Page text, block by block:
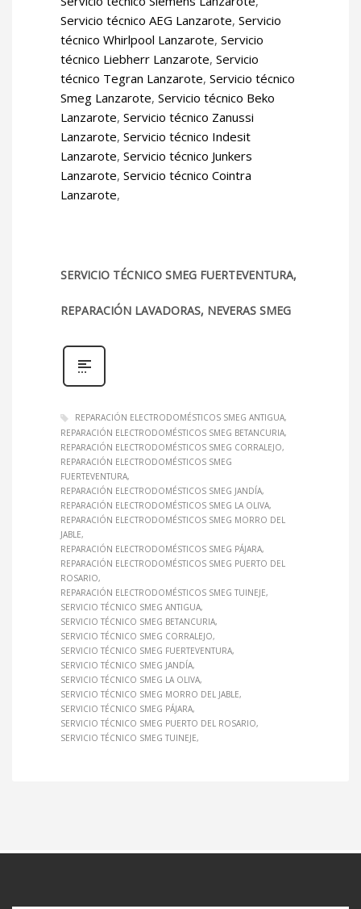
Servicio técnico AEG Lanzarote, Servicio
técnico Whirlpool Lanzarote, Servicio
técnico Liebherr Lanzarote, Servicio
técnico Tegran Lanzarote, Servicio técnico
Smeg Lanzarote, Servicio técnico Beko
Lanzarote, Servicio técnico Zanussi
Lanzarote, Servicio técnico Indesit
Lanzarote, Servicio técnico Junkers
Lanzarote, Servicio técnico Cointra
Lanzarote,
SERVICIO TÉCNICO SMEG FUERTEVENTURA,
REPARACIÓN LAVADORAS, NEVERAS SMEG
REPARACIÓN ELECTRODOMÉSTICOS SMEG ANTIGUA
REPARACIÓN ELECTRODOMÉSTICOS SMEG BETANCURIA
REPARACIÓN ELECTRODOMÉSTICOS SMEG CORRALEJO
REPARACIÓN ELECTRODOMÉSTICOS SMEG
FUERTEVENTURA
REPARACIÓN ELECTRODOMÉSTICOS SMEG JANDÍA
REPARACIÓN ELECTRODOMÉSTICOS SMEG LA OLIVA
REPARACIÓN ELECTRODOMÉSTICOS SMEG MORRO DEL
JABLE
REPARACIÓN ELECTRODOMÉSTICOS SMEG PÁJARA
REPARACIÓN ELECTRODOMÉSTICOS SMEG PUERTO DEL
ROSARIO
REPARACIÓN ELECTRODOMÉSTICOS SMEG TUINEJE
SERVICIO TÉCNICO SMEG ANTIGUA
SERVICIO TÉCNICO SMEG BETANCURIA
SERVICIO TÉCNICO SMEG CORRALEJO
SERVICIO TÉCNICO SMEG FUERTEVENTURA
SERVICIO TÉCNICO SMEG JANDÍA
SERVICIO TÉCNICO SMEG LA OLIVA
SERVICIO TÉCNICO SMEG MORRO DEL JABLE
SERVICIO TÉCNICO SMEG PÁJARA
SERVICIO TÉCNICO SMEG PUERTO DEL ROSARIO
SERVICIO TÉCNICO SMEG TUINEJE